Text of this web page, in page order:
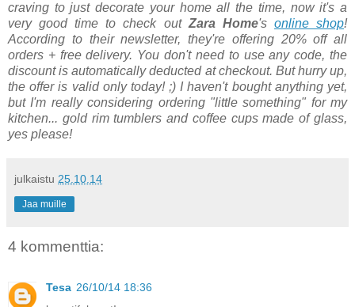
craving to just decorate your home all the time, now it's a
very good time to check outZara Home's online shop!
According to their newsletter, they're offering 20% off all
orders + free delivery. You don't need to use any code, the
discount is automatically deducted at checkout. But hurry up,
the offer is valid only today! ;) I haven't bought anything yet,
but I'm really considering ordering "little something" for my
kitchen... gold rim tumblers and coffee cups made of glass,
yes please!
julkaistu 25.10.14
Jaa muille
4 kommenttia:
Tesa 26/10/14 18:36